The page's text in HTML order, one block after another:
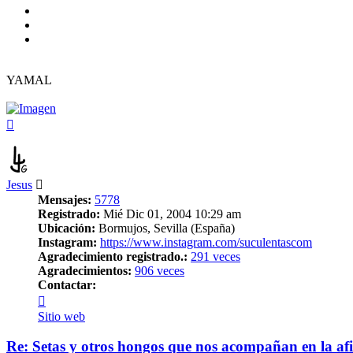
YAMAL
Jesus
Mensajes: 5778
Registrado: Mié Dic 01, 2004 10:29 am
Ubicación: Bormujos, Sevilla (España)
Instagram: https://www.instagram.com/suculentascom
Agradecimiento registrado.: 291 veces
Agradecimientos: 906 veces
Contactar:
Jesus
Sitio web
Re: Setas y otros hongos que nos acompañan en la